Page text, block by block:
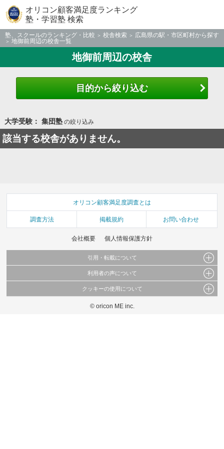
オリコン顧客満足度ランキング
塾・学習塾 検索
塾、スクールのランキング・比較 校舎検索
広島県の駅・市区町村から探す
地御前周辺の校舎一覧
地御前周辺の校舎
目的から絞り込む
大学受験： 集団塾の絞り込み
該当する校舎がありません。
オリコン顧客満足度調査とは
調査方法 掲載規約 お問い合わせ
会社概要 個人情報保護方針
引用・転載について
当サイトで公開されている情報（文字、写真、イラスト、画像データ等）及びこれらの配
これらの情報を権利者の許可なく無断転載・複製などの二次利用を行うことは固く禁じて
利用者の声について
当サイトに掲載している内容はすべてサービスの利用者が提出された見解・感想です。
弊社の見解・ 意見ではないことをご理解いただいた上でご覧ください。
クッキーの使用について
このサイトでは Cookie を使用して、ユーザーに合わせたコンテンツや広告の表示、ソー
© oricon ME inc.